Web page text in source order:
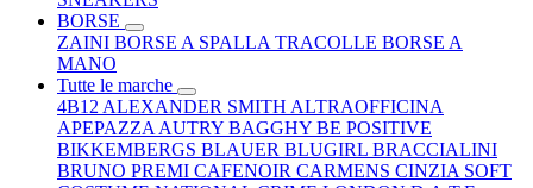
BORSE
ZAINI BORSE A SPALLA TRACOLLE BORSE A
MANO
Tutte le marche
4B12 ALEXANDER SMITH ALTRAOFFICINA
APEPAZZA AUTRY BAGGHY BE POSITIVE
BIKKEMBERGS BLAUER BLUGIRL BRACCIALINI
BRUNO PREMI CAFENOIR CARMENS CINZIA SOFT